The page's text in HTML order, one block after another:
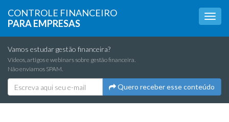
CONTROLE FINANCEIRO
PARA EMPRESAS
Vamos estudar gestão financeira?
Vídeos, artigos e webinars sobre gestão financeira.
Não enviamos SPAM.
Quero receber esse conteúdo